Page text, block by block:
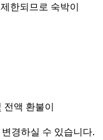
한되므로 숙박이
액 환불이
경하실 수 있습니다.